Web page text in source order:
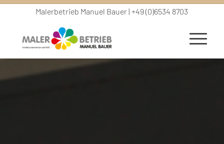
Malerbetrieb Manuel Bauer | +49 (0)6534 8703